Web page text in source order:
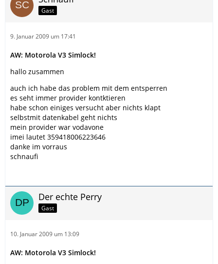
Gast
9. Januar 2009 um 17:41
AW: Motorola V3 Simlock!
hallo zusammen
auch ich habe das problem mit dem entsperren
es seht immer provider kontktieren
habe schon einiges versucht aber nichts klapt
selbstmit datenkabel geht nichts
mein provider war vodavone
imei lautet 359418006223646
danke im vorraus
schnaufi
Der echte Perry
Gast
10. Januar 2009 um 13:09
AW: Motorola V3 Simlock!